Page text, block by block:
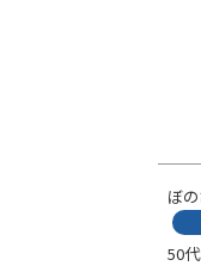
ぼの
50代